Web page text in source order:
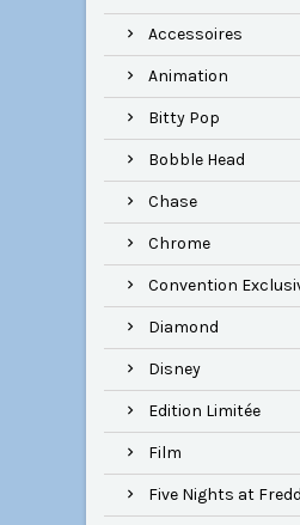
Accessoires
Animation
Bitty Pop
Bobble Head
Chase
Chrome
Convention
Diamond
Disney
Edition Limitée
Film
Five Nights at